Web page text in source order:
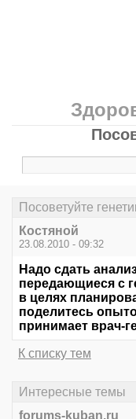
Посоветуйте
Костяной
23.08.2010 - 09:32
Надо сдать
передающиеся с
в целях
поделитесь
принимает врач-
К списку тем
Интересные темы
forums-kuban.ru